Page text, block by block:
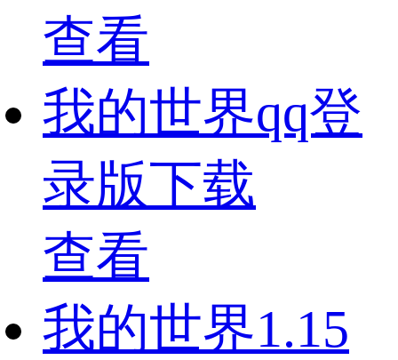
查看
我的世界qq登
录版下载
查看
我的世界1.15